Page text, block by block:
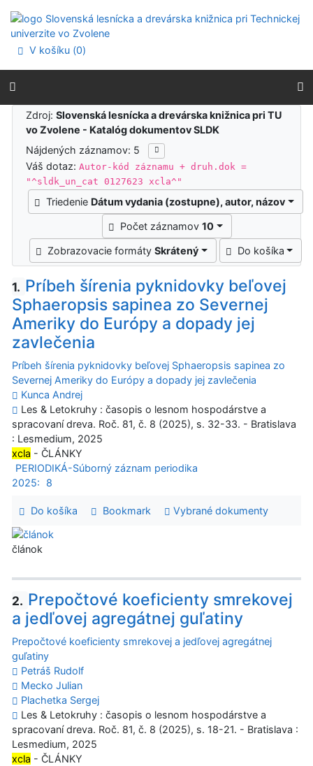
Prejsť na menu
Prehlásenie o webovej prístupnosti
V košíku (0)
Výsledky vyhľadávania
Zdroj:Slovenská lesnícka a drevárska knižnica pri TU
vo Zvolene - Katalóg dokumentov SLDK
Nájdených záznamov: 5
Váš dotaz:Autor-kód záznamu + druh.dok =
"^sldk_un_cat 0127623 xcla^"
Triedenie Dátum vydania (zostupne), autor, názov
Počet záznamov10
Zobrazovacie formátySkrátený Do košíka
1. Príbeh šírenia pyknidovky beľovej
Sphaeropsis sapinea zo Severnej
Ameriky do Európy a dopady jej
zavlečenia
Príbeh šírenia pyknidovky beľovej Sphaeropsis sapinea zo
Severnej Ameriky do Európy a dopady jej zavlečenia
Kunca Andrej
Les & Letokruhy : časopis o lesnom hospodárstve a
spracovaní dreva. Roč. 81, č. 8 (2025), s. 32-33. - Bratislava
: Lesmedium, 2025
xcla - ČLÁNKY
PERIODIKÁ-Súborný záznam periodika
2025:
8
Do košíka Bookmark Vybrané dokumenty
článok
2. Prepočtové koeficienty smrekovej
a jedľovej agregátnej guľatiny
Prepočtové koeficienty smrekovej a jedľovej agregátnej
guľatiny
Petráš Rudolf
Mecko Julian
Plachetka Sergej
Les & Letokruhy : časopis o lesnom hospodárstve a
spracovaní dreva. Roč. 81, č. 8 (2025), s. 18-21. - Bratislava :
Lesmedium, 2025
xcla - ČLÁNKY